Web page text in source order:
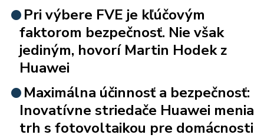
Pri výbere FVE je kľúčovým
faktorom bezpečnosť. Nie však
jediným, hovorí Martin Hodek z
Huawei
Maximálna účinnosť a bezpečnosť:
Inovatívne striedače Huawei menia
trh s fotovoltaikou pre domácnosti